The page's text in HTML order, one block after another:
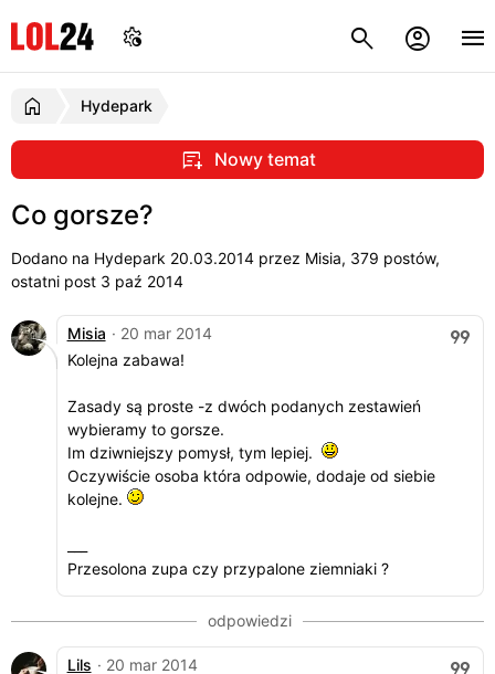
Hydepark
Nowy temat
Co gorsze?
Dodano na Hydepark 20.03.2014 przez Misia, 379 postów,
ostatni post 3 paź 2014
Misia · 20 mar 2014
Kolejna zabawa!
Zasady są proste -z dwóch podanych zestawień
wybieramy to gorsze.
Im dziwniejszy pomysł, tym lepiej.
Oczywiście osoba która odpowie, dodaje od siebie
kolejne.
Przesolona zupa czy przypalone ziemniaki ?
Lils · 20 mar 2014